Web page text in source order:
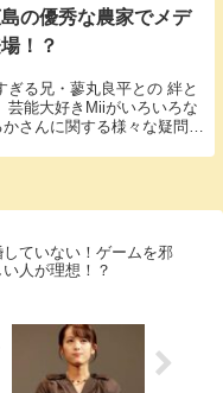
の優秀な農家でメデ
！？
る兄・蓼丸良平との 絆と
芸能大好きMiiがいろいろな
さんに関する様々な疑問に
ていない！ゲームを邪
人が理想！？